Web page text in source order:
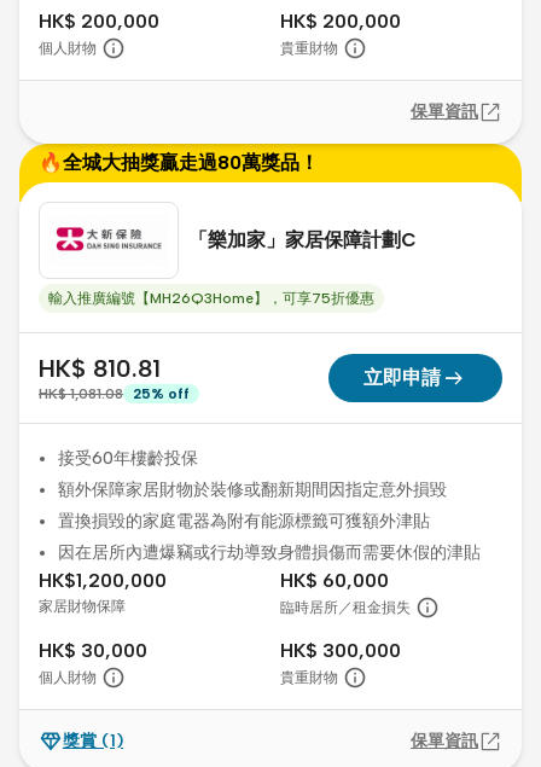
HK$ 200,000
個人財物
HK$ 200,000
貴重財物
保單資訊
🔥全城大抽獎贏走過80萬獎品！
「樂加家」家居保障計劃C
輸入推廣編號【MH26Q3Home】，可享75折優惠
HK$ 810.81
HK$ 1,081.08 25% off
立即申請arrow_right_alt
接受60年樓齡投保
額外保障家居財物於裝修或翻新期間因指定意外損毀
置換損毀的家庭電器為附有能源標籤可獲額外津貼
因在居所內遭爆竊或行劫導致身體損傷而需要休假的津貼
HK$1,200,000
家居財物保障
HK$ 60,000
臨時居所／租金損失
HK$ 30,000
個人財物
HK$ 300,000
貴重財物
獎賞 (1) 保單資訊